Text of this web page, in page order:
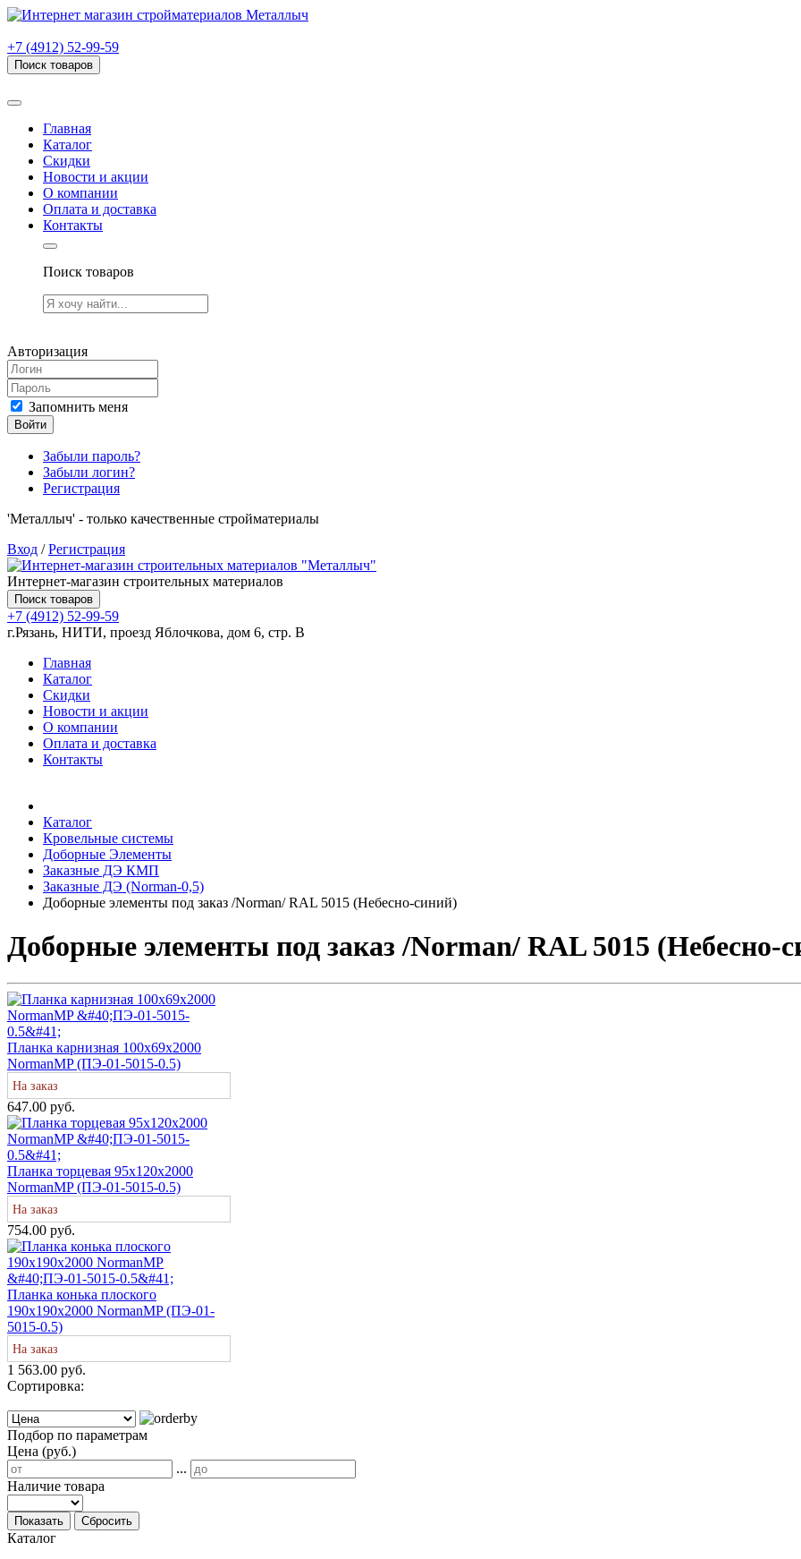
+7 (4912) 52-99-59
Поиск товаров
Главная
Каталог
Скидки
Новости и акции
О компании
Оплата и доставка
Контакты
Поиск товаров
Авторизация
Запомнить меня
Войти
Забыли пароль?
Забыли логин?
Регистрация
'Металлыч' - только качественные стройматериалы
Вход /Регистрация
Интернет-магазин строительных материалов
Поиск товаров
+7 (4912) 52-99-59
г.Рязань, НИТИ, проезд Яблочкова, дом 6, стр. В
Главная
Каталог
Скидки
Новости и акции
О компании
Оплата и доставка
Контакты
Каталог
Кровельные системы
Доборные Элементы
Заказные ДЭ КМП
Заказные ДЭ (Norman-0,5)
Доборные элементы под заказ /Norman/ RAL 5015 (Небесно-синий)
Доборные элементы под заказ /Norman/ RAL 5015 (Небесно-
Планка карнизная 100х69х2000
NormanMP (ПЭ-01-5015-0.5)
На заказ
647.00 руб.
Планка торцевая 95х120х2000
NormanMP (ПЭ-01-5015-0.5)
На заказ
754.00 руб.
Планка конька плоского
190х190х2000 NormanMP (ПЭ-01-
5015-0.5)
На заказ
1 563.00 руб.
Сортировка:
Подбор по параметрам
Цена (руб.)
...
Наличие товара
Показать Сбросить
Каталог